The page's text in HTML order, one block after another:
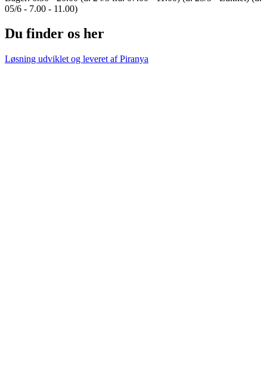
05/6 - 7.00 - 11.00)
Du finder os her
Løsning udviklet og leveret afPiranya